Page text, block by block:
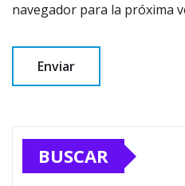
navegador para la próxima
BUSCAR